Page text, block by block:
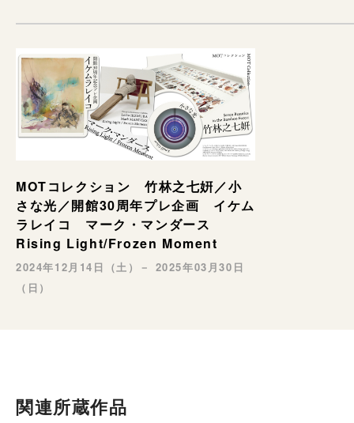
MOTコレクション 竹林之七姸／小
さな光／開館30周年プレ企画 イケム
ラレイコ マーク・マンダース
Rising Light/Frozen Moment
2024年12月14日（土）－ 2025年03月30日
（日）
関連所蔵作品